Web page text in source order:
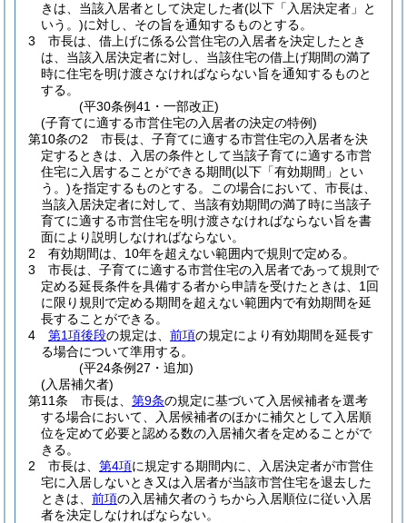
きは、当該入居者として決定した者(以下「入居決定者」と
いう。)に対し、その旨を通知するものとする。
3
市長は、借上げに係る公営住宅の入居者を決定したとき
は、当該入居決定者に対し、当該住宅の借上げ期間の満了
時に住宅を明け渡さなければならない旨を通知するものと
する。
(平30条例41・一部改正)
(子育てに適する市営住宅の入居者の決定の特例)
第10条の2
市長は、子育てに適する市営住宅の入居者を決
定するときは、入居の条件として当該子育てに適する市営
住宅に入居することができる期間(以下「有効期間」とい
う。)を指定するものとする。
この場合において、市長は、
当該入居決定者に対して、当該有効期間の満了時に当該子
育てに適する市営住宅を明け渡さなければならない旨を書
面により説明しなければならない。
2
有効期間は、10年を超えない範囲内で規則で定める。
3
市長は、子育てに適する市営住宅の入居者であって規則で
定める延長条件を具備する者から申請を受けたときは、1回
に限り規則で定める期間を超えない範囲内で有効期間を延
長することができる。
4
第1項後段の規定は、 前項の規定により有効期間を延長す
る場合について準用する。
(平24条例27・追加)
(入居補欠者)
第11条
市長は、 第9条の規定に基づいて入居候補者を選考
する場合において、入居候補者のほかに補欠として入居順
位を定めて必要と認める数の入居補欠者を定めることがで
きる。
2
市長は、 第4項に規定する期間内に、入居決定者が市営住
宅に入居しないとき又は入居者が当該市営住宅を退去した
ときは、 前項の入居補欠者のうちから入居順位に従い入居
者を決定しなければならない。